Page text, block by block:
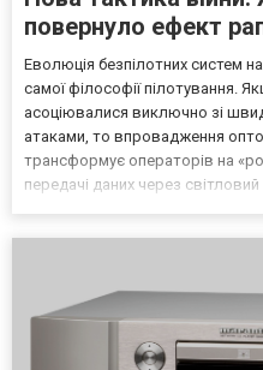
повернуло ефект
Еволюція безпілотних систем
самої філософії пілотування.
асоціювалися виключно зі
атаками, то впровадження
трансформує операторів на
передачі даних через